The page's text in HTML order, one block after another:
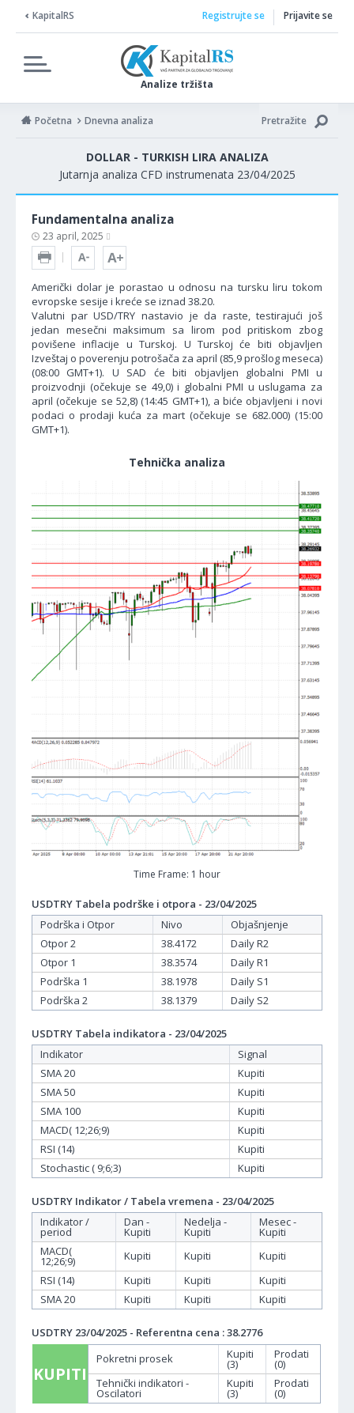
KapitalRS
Analize tržišta
Registrujte se Prijavite se
Početna Dnevna analiza Pretražite
DOLLAR - TURKISH LIRA ANALIZA
Jutarnja analiza CFD instrumenata 23/04/2025
Fundamentalna analiza
23 april, 2025
Američki dolar je porastao u odnosu na tursku liru tokom
evropske sesije i kreće se iznad 38.20.
Valutni par USD/TRY nastavio je da raste, testirajući još
jedan mesečni maksimum sa lirom pod pritiskom zbog
povišene inflacije u Turskoj. U Turskoj će biti objavljen
Izveštaj o poverenju potrošača za april (85,9 prošlog meseca)
(08:00 GMT+1). U SAD će biti objavljen globalni PMI u
proizvodnji (očekuje se 49,0) i globalni PMI u uslugama za
april (očekuje se 52,8) (14:45 GMT+1), a biće objavljeni i novi
podaci o prodaji kuća za mart (očekuje se 682.000) (15:00
GMT+1).
Tehnička analiza
Time Frame: 1 hour
USDTRY Tabela podrške i otpora - 23/04/2025
Podrška i Otpor
Nivo
Objašnjenje
Otpor 2
38.4172
Daily R2
Otpor 1
38.3574
Daily R1
Podrška 1
38.1978
Daily S1
Podrška 2
38.1379 Daily S2
USDTRY Tabela indikatora - 23/04/2025
Indikator
Signal
SMA 20
Kupiti
SMA 50
Kupiti
SMA 100
Kupiti
MACD( 12;26;9)
Kupiti
RSI (14)
Kupiti
Stochastic ( 9;6;3)
Kupiti
USDTRY Indikator / Tabela vremena - 23/04/2025
Indikator /
period
Dan -
Kupiti
Nedelja -
Kupiti
Mesec -
Kupiti
MACD(
12;26;9) Kupiti Kupiti
Kupiti
RSI (14)
Kupiti Kupiti
Kupiti
SMA 20
Kupiti Kupiti Kupiti
USDTRY 23/04/2025 - Referentna cena : 38.2776
KUPITI
Pokretni prosek Kupiti
(3)
Prodati
(0)
Tehnički indikatori -
Oscilatori
Kupiti
(3)
Prodati
(0)